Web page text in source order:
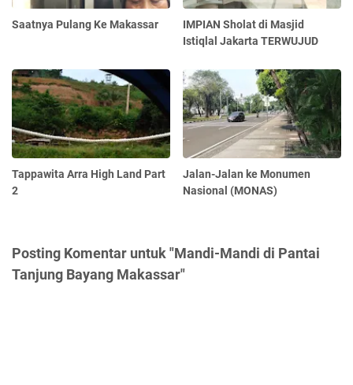
Saatnya Pulang Ke Makassar
IMPIAN Sholat di Masjid
Istiqlal Jakarta TERWUJUD
Tappawita Arra High Land Part
2
Jalan-Jalan ke Monumen
Nasional (MONAS)
Posting Komentar untuk "Mandi-Mandi di Pantai
Tanjung Bayang Makassar"